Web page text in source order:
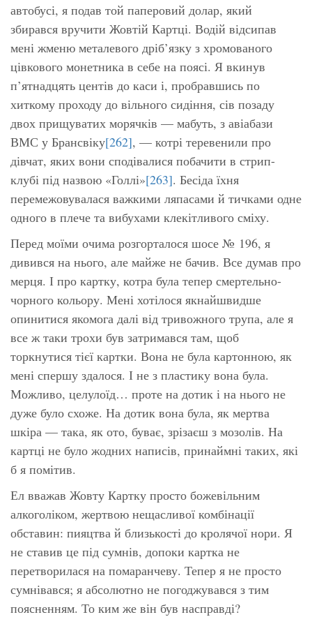
автобусі, я подав той паперовий долар, який
збирався вручити Жовтій Картці. Водій відсипав
мені жменю металевого дріб’язку з хромованого
цівкового монетника в себе на поясі. Я вкинув
п’ятнадцять центів до каси і, пробравшись по
хиткому проходу до вільного сидіння, сів позаду
двох прищуватих морячків — мабуть, з авіабази
ВМС у Брансвіку[262], — котрі теревенили про
дівчат, яких вони сподівалися побачити в стрип-
клубі під назвою «Голлі»[263]. Бесіда їхня
перемежовувалася важкими ляпасами й тичками одне
одного в плече та вибухами клекітливого сміху.
Перед моїми очима розгорталося шосе № 196, я
дивився на нього, але майже не бачив. Все думав про
мерця. І про картку, котра була тепер смертельно-
чорного кольору. Мені хотілося якнайшвидше
опинитися якомога далі від тривожного трупа, але я
все ж таки трохи був затримався там, щоб
торкнутися тієї картки. Вона не була картонною, як
мені спершу здалося. І не з пластику вона була.
Можливо, целулоїд… проте на дотик і на нього не
дуже було схоже. На дотик вона була, як мертва
шкіра — така, як ото, буває, зрізаєш з мозолів. На
картці не було жодних написів, принаймні таких, які
б я помітив.
Ел вважав Жовту Картку просто божевільним
алкоголіком, жертвою нещасливої комбінації
обставин: пияцтва й близькості до кролячої нори. Я
не ставив це під сумнів, допоки картка не
перетворилася на помаранчеву. Тепер я не просто
сумнівався; я абсолютно не погоджувався з тим
поясненням. То ким же він був насправді?